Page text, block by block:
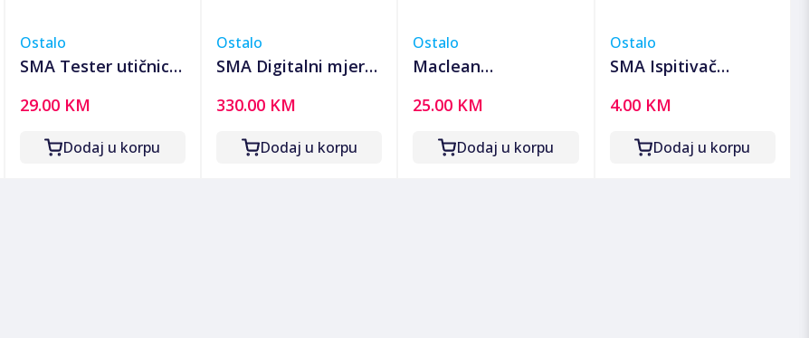
Ostalo
SMA Tester utičnica,
Voltmetar -
SMATESTER
29.00 KM
Dodaj u korpu
Ostalo
SMA Digitalni mjerni
termalna kamera,
2.8" TFT LCD -
330.00 KM
Dodaj u korpu
Ostalo
Maclean
detektor napona -
MCE645
25.00 KM
Dodaj u korpu
Ostalo
SMA Ispitivač
FC 20
4.00 KM
Dodaj u korpu